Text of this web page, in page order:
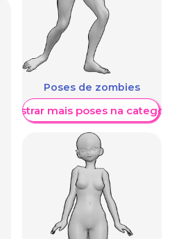
Poses de zombies
Mostrar mais poses na